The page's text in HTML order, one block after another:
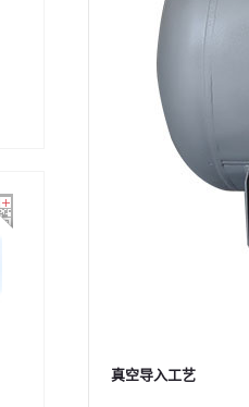
真空导入工艺